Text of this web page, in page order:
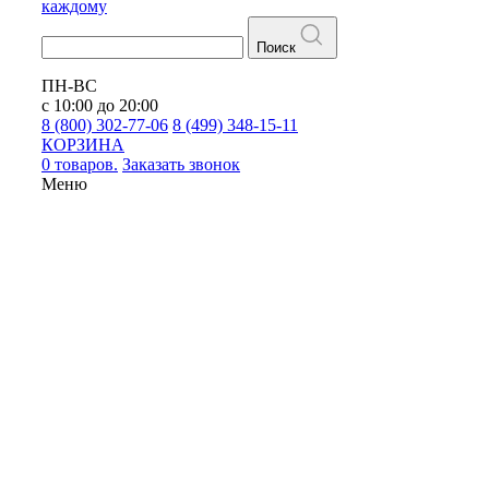
каждому
Поиск
ПН-ВС
с 10:00 до 20:00
8 (800) 302-77-06 8 (499) 348-15-11
КОРЗИНА
0 товаров. Заказать звонок
Меню